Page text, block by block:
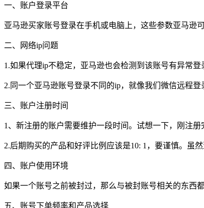
一、账户登录平台
亚马逊买家账号登录在手机或电脑上，这些参数亚马逊
二、网络ip问题
1.如果代理ip不稳定，亚马逊也会检测到该账号有异常登
2.同一个亚马逊账号登录不同的ip，就像我们微信远程
三、账户注册时间
1、新注册的账户需要维护一段时间。试想一下，刚注
2.后期购买的产品和好评比例应该是10: 1，要谨慎。虽
四、账户使用环境
如果一个账号之前被封过，那么与被封账号相关的东西
五、账号下单频率和产品选择